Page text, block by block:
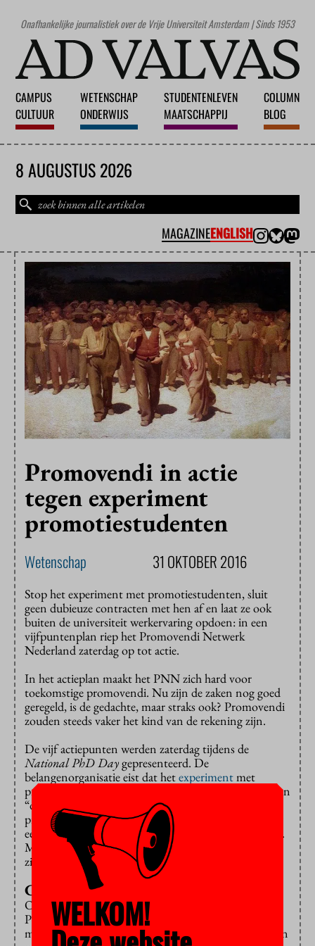
Onafhankelijke journalistiek over de Vrije Universiteit Amsterdam | Sinds 1953
CAMPUS
CULTUUR
WETENSCHAP
ONDERWIJS
STUDENTENLEVEN
MAATSCHAPPIJ
COLUMN
BLOG
8 AUGUSTUS 2026
MAGAZINEENGLISH
Promovendi in actie
tegen experiment
promotiestudenten
Wetenschap 31 OKTOBER 2016
Stop het experiment met promotiestudenten, sluit
geen dubieuze contracten met hen af en laat ze ook
buiten de universiteit werkervaring opdoen: in een
vijfpuntenplan riep het Promovendi Netwerk
Nederland zaterdag op tot actie.
In het actieplan maakt het PNN zich hard voor
toekomstige promovendi. Nu zijn de zaken nog goed
geregeld, is de gedachte, maar straks ook? Promovendi
zouden steeds vaker het kind van de rekening zijn.
De vijf actiepunten werden zaterdag tijdens de
National PhD Daygepresenteerd. De
belangenorganisatie eist dat hetexperimentmet
promotiestudenten wordt gestaakt en verzet zich tegen
“dubieuze contracten”. Soms bieden universiteiten
promovendi “willens en wetens” contracten aan voor
een periode korter dan vier jaar, terwijl dat de norm is.
Minder dan een kwart van de promovendi slaagt erin
zijn onderzoek binnen deze tijd af te ronden.
Carrière buiten de wetenschap
Ook over de onderwijstaken van promovendi wil het
PNN duidelijke afspraken. De eerste drie maanden
moeten ze daarvan worden vrijgesteld. Daarna moeten
WELKOM!